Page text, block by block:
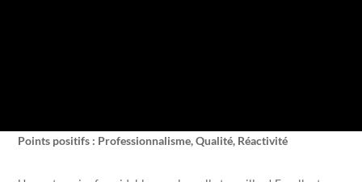
Points positifs : Professionnalisme, Qualité, Réactivité